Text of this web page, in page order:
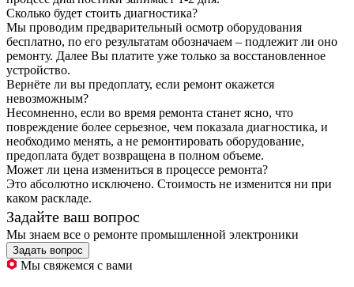
Сколько будет стоить диагностика?
Мы проводим предварительный осмотр оборудования
бесплатно, по его результатам обозначаем – подлежит ли оно
ремонту. Далее Вы платите уже только за восстановленное
устройство.
Вернёте ли вы предоплату, если ремонт окажется
невозможным?
Несомненно, если во время ремонта станет ясно, что
повреждение более серьезное, чем показала диагностика, и
необходимо менять, а не ремонтировать оборудование,
предоплата будет возвращена в полном объеме.
Может ли цена измениться в процессе ремонта?
Это абсолютно исключено. Стоимость не изменится ни при
каком раскладе.
Задайте ваш вопрос
Мы знаем все о ремонте промышленной электроники
Задать вопрос
Мы свяжемся с вами